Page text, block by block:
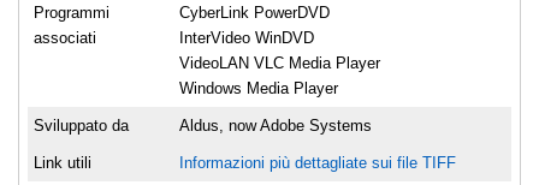
Programmi
associati
CyberLink PowerDVD
InterVideo WinDVD
VideoLAN VLC Media Player
Windows Media Player
Sviluppato da Aldus, now Adobe Systems
Link utili Informazioni più dettagliate sui file TIFF